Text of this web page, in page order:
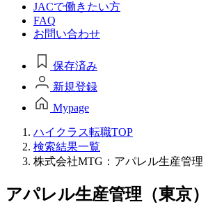
JACで働きたい方
FAQ
お問い合わせ
保存済み
新規登録
Mypage
ハイクラス転職TOP
検索結果一覧
株式会社MTG：アパレル生産管
アパレル生産管理（東京